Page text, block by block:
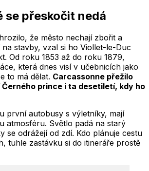
se přeskočit nedá
že město nechají zbořit a
stavby, vzal si ho Viollet-le-Duc
Od roku 1853 až do roku 1879,
která dnes visí v učebnicích jako
to má dělat. Carcassonne přežilo
prince i ta desetiletí, kdy ho
první autobusy s výletníky, mají
atmosféru. Světlo padá na starý
se odrážejí od zdí. Kdo plánuje cestu
tuhle zastávku si do itineráře prostě